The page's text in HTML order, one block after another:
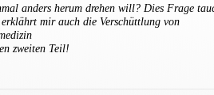
anders herum drehen will? Dies Frage
mir auch die Verschüttlung von
zweiten Teil!